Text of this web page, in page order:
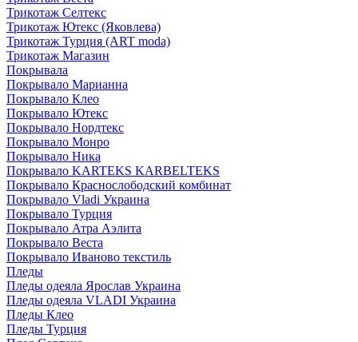
Трикотаж Селтекс
Трикотаж Ютекс (Яковлева)
Трикотаж Турция (ART moda)
Трикотаж Магазин
Покрывала
Покрывало Марианна
Покрывало Клео
Покрывало Ютекс
Покрывало Нордтекс
Покрывало Монро
Покрывало Ника
Покрывало KARTEKS KARBELTEKS
Покрывало Краснослободский комбинат
Покрывало Vladi Украина
Покрывало Турция
Покрывало Атра Аэлита
Покрывало Веста
Покрывало Иваново текстиль
Пледы
Пледы одеяла Ярослав Украина
Пледы одеяла VLADI Украина
Пледы Клео
Пледы Турция